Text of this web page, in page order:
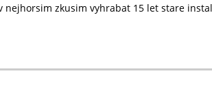
zkusim vyhrabat 15 let stare